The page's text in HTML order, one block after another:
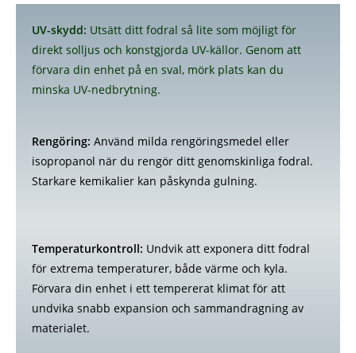
UV-skydd: Utsätt ditt fodral så lite som möjligt för
direkt solljus och konstgjorda UV-källor. Genom att
förvara din enhet på en sval, mörk plats kan du
minska UV-nedbrytning.
Rengöring: Använd milda rengöringsmedel eller
isopropanol när du rengör ditt genomskinliga fodral.
Starkare kemikalier kan påskynda gulning.
Temperaturkontroll: Undvik att exponera ditt fodral
för extrema temperaturer, både värme och kyla.
Förvara din enhet i ett tempererat klimat för att
undvika snabb expansion och sammandragning av
materialet.